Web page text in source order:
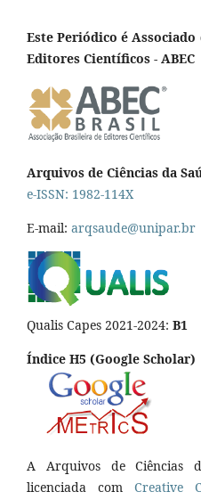
Este Periódico é
Editores Científicos - ABEC
Arquivos de Ciências da
e-ISSN: 1982-114X
E-mail: arqsaude@unipar.br
Qualis Capes 2021-2024: B1
Índice H5 (Google Scholar)
A Arquivos de Ciências
licenciada com Creative